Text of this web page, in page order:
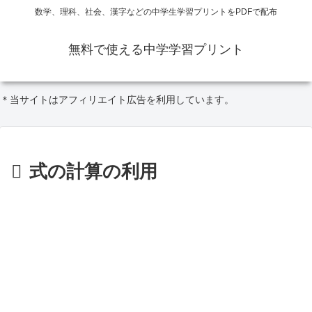
数学、理科、社会、漢字などの中学生学習プリントをPDFで配布
無料で使える中学学習プリント
＊当サイトはアフィリエイト広告を利用しています。
式の計算の利用